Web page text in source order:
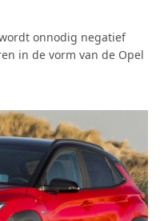
onnodig negatief
in de vorm van de Opel